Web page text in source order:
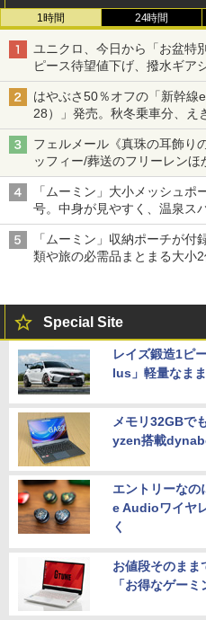
1時間 24時間
ユニクロ、今日から「お盆特
ピース待望値下げ、撥水ギア
はやぶさ50％オフの「新幹線
28）」発売。秋冬乗車分、え
フェルメール《真珠の耳飾り
ッフィー/葬送のフリーレン
「ムーミン」大小メッシュポ
号。中身が見やすく、温泉ス
「ムーミン」収納ポーチが
類や旅の必需品まとまる大小2
Special Site
レイズ鍛造1ピ
lus」軽量なま
メモリ32GBで
yzen搭載
エントリーな
e Audioワイヤ
く
お値段そのまま
「お得なゲーミ